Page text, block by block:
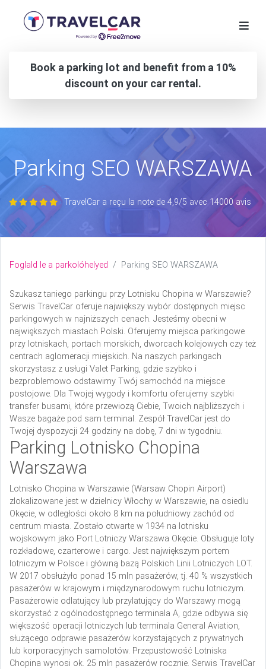
Book a parking lot and benefit from a 10%
discount on your car rental.
Parking SEO WARSZAWA
TravelCar a reçu la note de 4,9/5 avec 14000 avis
Foglald le a parkolóhelyed Parking SEO WARSZAWA
Szukasz taniego parkingu przy Lotnisku Chopina w Warszawie?
Serwis TravelCar oferuje największy wybór dostępnych miejsc
parkingowych w najniższych cenach. Jesteśmy obecni w
największych miastach Polski. Oferujemy miejsca parkingowe
przy lotniskach, portach morskich, dworcach kolejowych czy też
centrach aglomeracji miejskich. Na naszych parkingach
skorzystasz z usługi Valet Parking, gdzie szybko i
bezproblemowo odstawimy Twój samochód na miejsce
postojowe. Dla Twojej wygody i komfortu oferujemy szybki
transfer busami, które przewiozą Ciebie, Twoich najbliższych i
Wasze bagaże pod sam terminal. Zespół TravelCar jest do
Twojej dyspozycji 24 godziny na dobę, 7 dni w tygodniu.
Parking Lotnisko Chopina
Warszawa
Lotnisko Chopina w Warszawie (Warsaw Chopin Airport)
zlokalizowane jest w dzielnicy Włochy w Warszawie, na osiedlu
Okęcie, w odległości około 8 km na południowy zachód od
centrum miasta. Zostało otwarte w 1934 na lotnisku
wojskowym jako Port Lotniczy Warszawa Okęcie. Obsługuje loty
rozkładowe, czarterowe i cargo. Jest największym portem
lotniczym w Polsce i główną bazą Polskich Linii Lotniczych LOT.
W 2017 obsłużyło ponad 15 mln pasażerów, tj. 40 % wszystkich
pasażerów w krajowym i międzynarodowym ruchu lotniczym.
Pasażerowie odlatujący lub przylatujący do Warszawy mogą
skorzystać z ogólnodostępnego terminala A, gdzie odbywa się
większość operacji lotniczych lub terminala General Aviation,
służącego odprawie pasażerów korzystających z prywatnych
lub korporacyjnych samolotów. Przepustowość Lotniska
Chopina wynosi ok. 25 mln pasażerów rocznie. Serwis TravelCar